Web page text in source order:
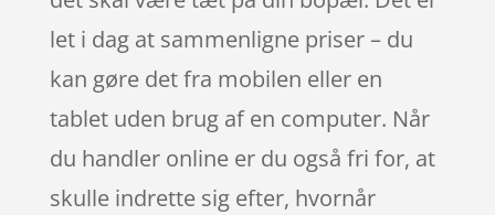
let i dag at sammenligne priser – du
kan gøre det fra mobilen eller en
tablet uden brug af en computer. Når
du handler online er du også fri for, at
skulle indrette sig efter, hvornår